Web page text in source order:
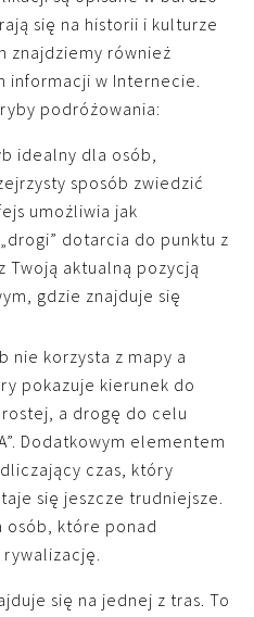
się na historii i kulturze
znajdziemy również
informacji w Internecie.
podróżowania:
idealny dla osób,
sposób zwiedzić
umożliwia jak
dotarcia do punktu z
Twoją aktualną pozycją
gdzie znajduje się
nie korzysta z mapy a
pokazuje kierunek do
a drogę do celu
Dodatkowym elementem
czas, który
się jeszcze trudniejsze.
które ponad
się na jednej z tras. To